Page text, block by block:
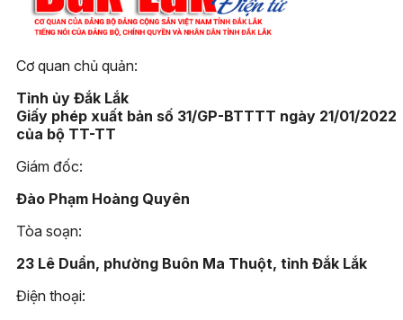
Cơ quan chủ quản:
Tỉnh ủy Đắk Lắk
Giấy phép xuất bản số 31/GP-BTTTT ngày 21/01/2022
của bộ TT-TT
Giám đốc:
Đào Phạm Hoàng Quyên
Tòa soạn:
23 Lê Duẩn, phường Buôn Ma Thuột, tỉnh Đắk Lắk
Điện thoại: